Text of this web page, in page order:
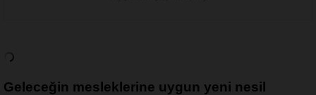
Geleceğin mesleklerine uygun yeni nesil